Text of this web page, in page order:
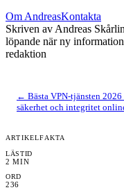
Om AndreasKontakta
Skriven av Andreas Skårlin
löpande när ny
redaktion
← Bästa VPN-tjänsten 2026
säkerhet och integritet
ARTIKELFAKTA
LÄSTID
2 MIN
ORD
236